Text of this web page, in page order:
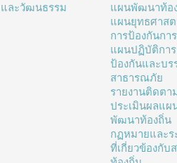
และวัฒนธรรม
แผนพัฒนาท้อ
แผนยุทธศาส
การป้องกันกา
แผนปฏิบัติการ
ป้องกันและบร
สาธารณภัย
รายงานติดตา
ประเมินผลแผ
พัฒนาท้องถิ่น
กฏหมายและร
ที่เกี่ยวข้องกับ